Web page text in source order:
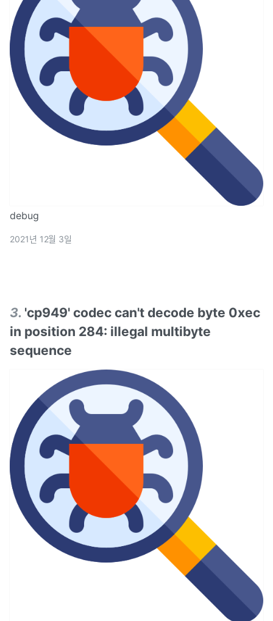
debug
2021년 12월 3일
3. 'cp949' codec can't decode byte 0xec
in position 284: illegal multibyte
sequence